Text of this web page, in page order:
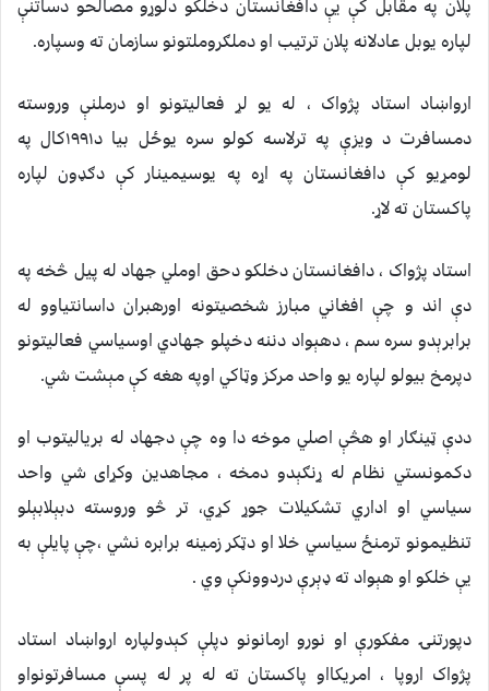
پلان په مقابل کې يې دافغانستان دخلکو دلوړو مصالحو دساتنې
لپاره يوبل عادلانه پلان ترتيب او دملګروملتونو سازمان ته وسپاره.
ارواښاد استاد پژواک ، له يو لړ فعاليتونو او درملنې وروسته
دمسافرت د ويزې په ترلاسه کولو سره يوځل بيا د١٩٩١کال په
لومړيو کې دافغانستان په اړه په يوسيمينار کې دګډون لپاره
پاکستان ته لاړ.
استاد پژواک ، دافغانستان دخلکو دحق اوملي جهاد له پيل څخه په
دې اند و چې افغاني مبارز شخصيتونه اورهبران داسانتياوو له
برابرېدو سره سم ، دهېواد دننه دخپلو جهادي اوسياسي فعاليتونو
دپرمخ بيولو لپاره يو واحد مرکز وټاکي اوپه هغه کې مېشت شي.
ددې ټينګار او هڅې اصلي موخه دا وه چې دجهاد له برياليتوب او
دکمونستي نظام له ړنګېدو دمخه ، مجاهدين وکړاى شي واحد
سياسي او اداري تشکيلات جوړ کړي، تر څو وروسته دبېلابېلو
تنظيمونو ترمنځ سياسي خلا او دټکر زمينه برابره نشي ،چې پايلې به
يې خلکو او هېواد ته ډېرې دردوونکې وي .
دپورتنۍ مفکورې او نورو ارمانونو دپلې کېدولپاره ارواښاد استاد
پژواک اروپا ، امريکااو پاکستان ته له پر له پسې مسافرتونواو